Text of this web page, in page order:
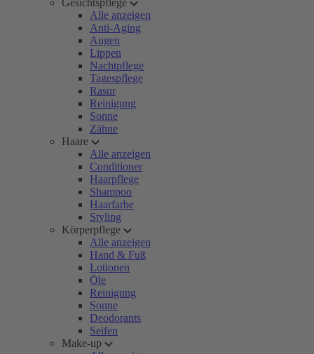
Gesichtspflege
Alle anzeigen
Anti-Aging
Augen
Lippen
Nachtpflege
Tagespflege
Rasur
Reinigung
Sonne
Zähne
Haare
Alle anzeigen
Conditioner
Haarpflege
Shampoo
Haarfarbe
Styling
Körperpflege
Alle anzeigen
Hand & Fuß
Lotionen
Öle
Reinigung
Sonne
Deodorants
Seifen
Make-up